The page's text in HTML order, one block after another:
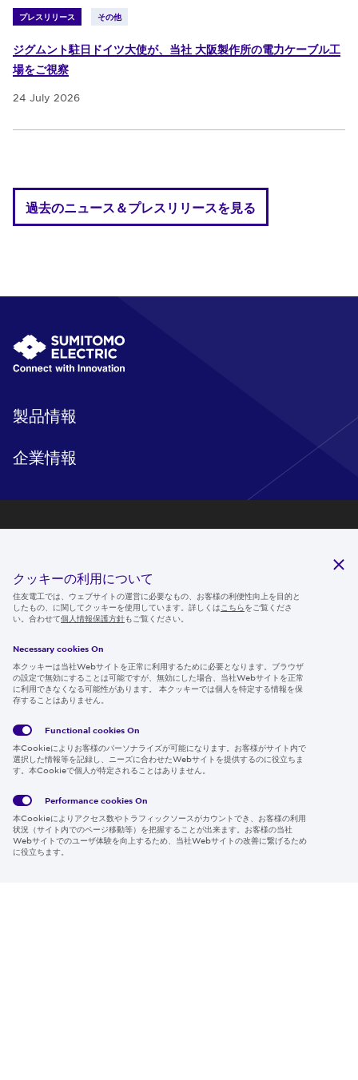
プレスリリース その他
ジグムント駐日ドイツ大使が、当社 大阪製作所の電力ケーブル工
場をご視察
24 July 2026
過去のニュース＆プレスリリースを見る
製品情報
企業情報
ニュースルーム
IR情報
採用情報
Global
Policy
サイト
約
Region & Language:
Japan | JP
クッキーの利用について
住友電工では、ウェブサイトの運営に必要なもの、お客様の利便性向上を目的と
したもの、に関してクッキーを使用しています。詳しくは こちらをご覧くださ
い。合わせて個人情報保護方針もご覧ください。
Necessary cookies On
本クッキーは当社Webサイトを正常に利用するために必要となります。ブラウザ
の設定で無効にすることは可能ですが、無効にした場合、当社Webサイトを正常
に利用できなくなる可能性があります。 本クッキーでは個人を特定する情報を保
存することはありません。
Functional cookies On
本Cookieによりお客様のパーソナライズが可能になります。お客様がサイト内で
選択した情報等を記録し、ニーズに合わせたWebサイトを提供するのに役立ちま
す。本Cookieで個人が特定されることはありません。
Performance cookies On
本Cookieによりアクセス数やトラフィックソースがカウントでき、お客様の利用
状況（サイト内でのページ移動等）を把握することが出来ます。お客様の当社
Webサイトでのユーザ体験を向上するため、当社Webサイトの改善に繋げるため
に役立ちます。